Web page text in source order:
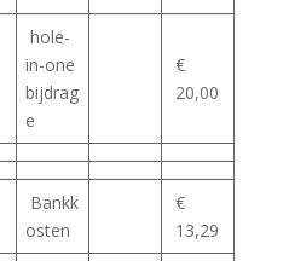
hole-
in-one
bijdrag
e
€
20,00
Bankk
osten
€
13,29